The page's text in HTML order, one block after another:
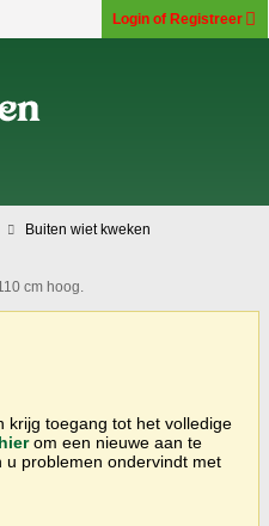
Login of Registreer
Buiten wiet kweken
cm hoog.
krijg toegang tot het volledige
hierom een nieuwe aan te
u problemen ondervindt met